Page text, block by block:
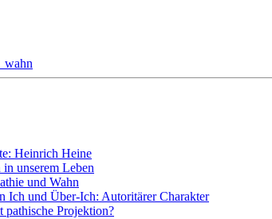
Heinrich Heine
unserem Leben
und Wahn
Ich und Über-Ich: Autoritärer Charakter
Projektion?